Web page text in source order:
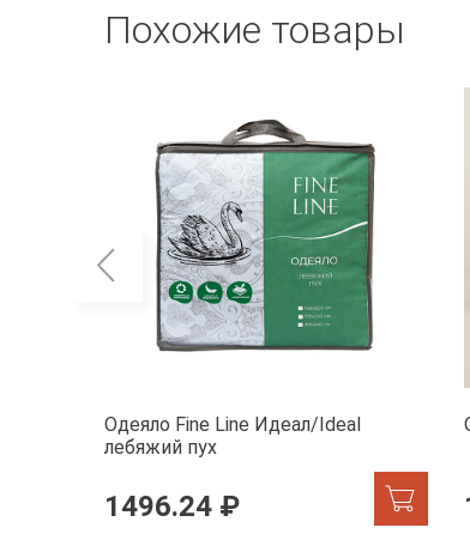
Похожие товары
Одеяло Fine Line Идеал/Ideal
лебяжий пух
1496.24 ₽